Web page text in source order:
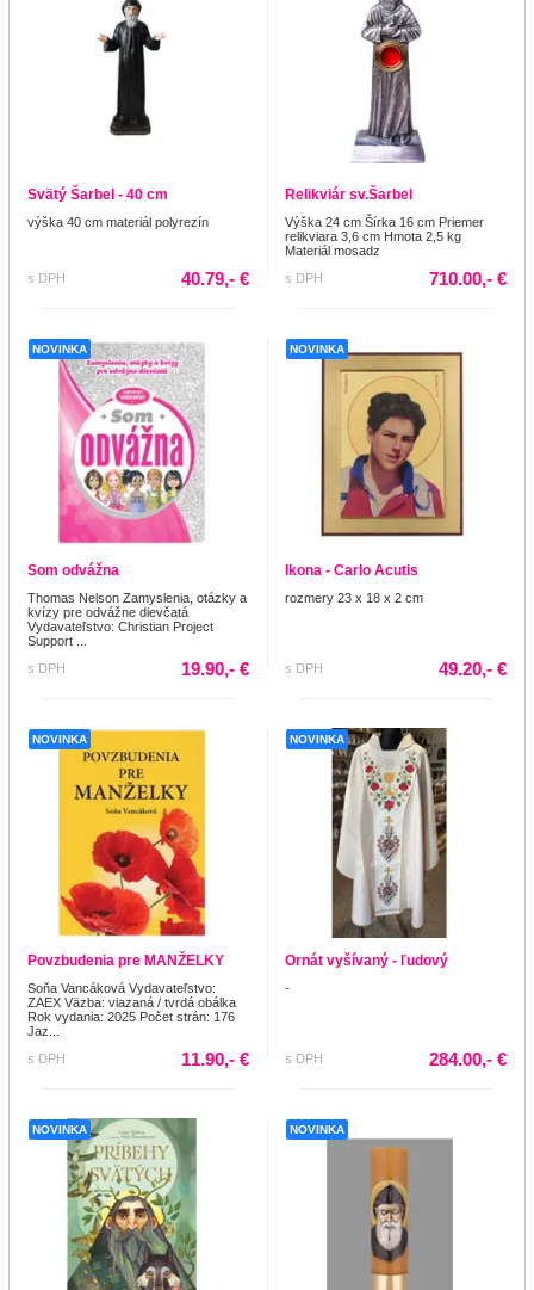
Svätý Šarbel - 40 cm
výška 40 cm materiál polyrezín
s DPH 40.79,- €
Relikviár sv.Šarbel
Výška 24 cm Šírka 16 cm Priemer
relikviara 3,6 cm Hmota 2,5 kg
Materiál mosadz
s DPH
710.00,- €
NOVINKA
Som odvážna
Thomas Nelson Zamyslenia, otázky a
kvízy pre odvážne dievčatá
Vydavateľstvo: Christian Project
Support ...
s DPH
19.90,- €
NOVINKA
Ikona - Carlo Acutis
rozmery 23 x 18 x 2 cm
s DPH 49.20,- €
NOVINKA
Povzbudenia pre MANŽELKY
Soňa Vancáková Vydavateľstvo:
ZAEX Väzba: viazaná / tvrdá obálka
Rok vydania: 2025 Počet strán: 176
Jaz...
s DPH
11.90,- €
NOVINKA
Ornát vyšívaný - ľudový
-
s DPH 284.00,- €
NOVINKA NOVINKA